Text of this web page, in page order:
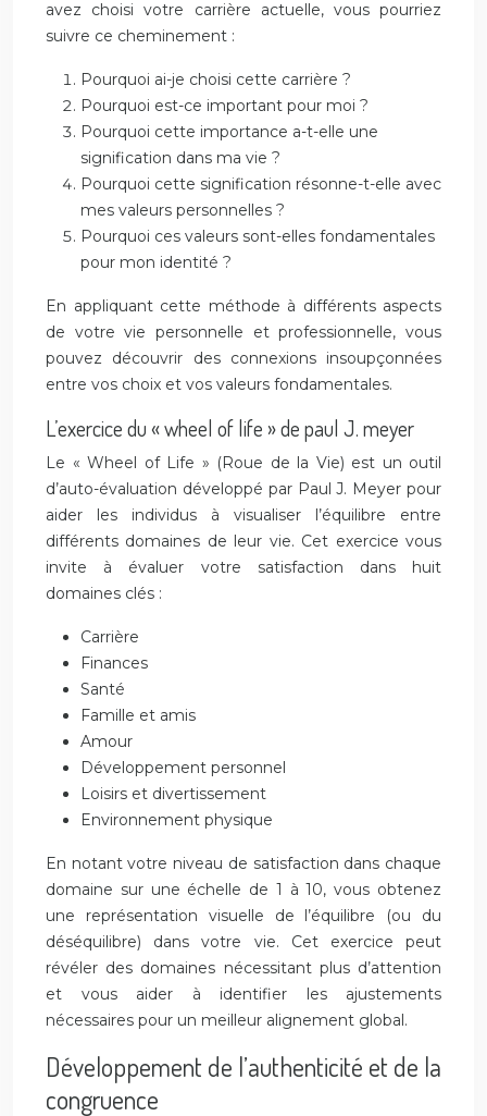
avez choisi votre carrière actuelle, vous pourriez
suivre ce cheminement :
Pourquoi ai-je choisi cette carrière ?
Pourquoi est-ce important pour moi ?
Pourquoi cette importance a-t-elle une
signification dans ma vie ?
Pourquoi cette signification résonne-t-elle avec
mes valeurs personnelles ?
Pourquoi ces valeurs sont-elles fondamentales
pour mon identité ?
En appliquant cette méthode à différents aspects
de votre vie personnelle et professionnelle, vous
pouvez découvrir des connexions insoupçonnées
entre vos choix et vos valeurs fondamentales.
L’exercice du « wheel of life » de paul J. meyer
Le « Wheel of Life » (Roue de la Vie) est un outil
d’auto-évaluation développé par Paul J. Meyer pour
aider les individus à visualiser l’équilibre entre
différents domaines de leur vie. Cet exercice vous
invite à évaluer votre satisfaction dans huit
domaines clés :
Carrière
Finances
Santé
Famille et amis
Amour
Développement personnel
Loisirs et divertissement
Environnement physique
En notant votre niveau de satisfaction dans chaque
domaine sur une échelle de 1 à 10, vous obtenez
une représentation visuelle de l’équilibre (ou du
déséquilibre) dans votre vie. Cet exercice peut
révéler des domaines nécessitant plus d’attention
et vous aider à identifier les ajustements
nécessaires pour un meilleur alignement global.
Développement de l’authenticité et de la
congruence